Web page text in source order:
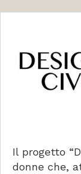
Il progetto
donne che,